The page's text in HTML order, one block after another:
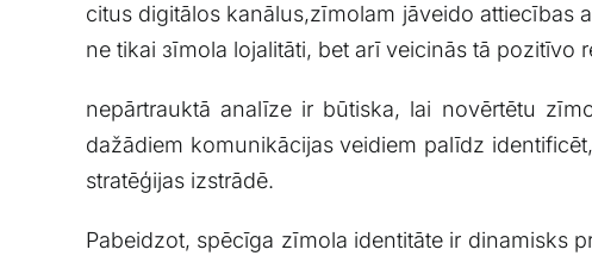
citus ​digitālos kanālus,zīmolam jāveido attiecības
ne ‍tikai зīmola lojalitāti,‍ bet ​arī veicinās tā pozitīvo
nepārtrauktā‍ analīze ir ⁤būtiska, lai⁢ novērtētu⁤
dažādiem‌ komunikācijas veidiem palīdz
stratēģijas izstrādē.
Pabeidzot, spēcīga zīmola identitāte ir ⁤dinamisks